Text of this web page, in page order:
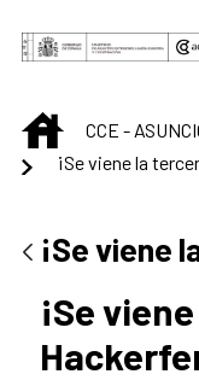
Saltar al contenido
INICIO
CCE -
¡Se viene la
¡Se viene
¡Se